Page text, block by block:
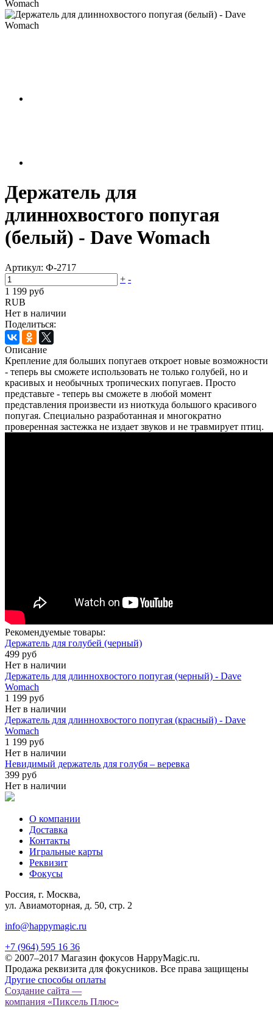
Womach
Держатель для
длиннохвостого попугая
(белый) - Dave Womach
Артикул: Ф-2717
+ -
1 199 руб
RUB
Нет в наличии
Поделиться:
Описание
Крепление для больших попугаев откроет новые возможности
- теперь вы сможете использовать не только голубей, но и
красивых и необычных тропических попугаев. Просто
представьте - теперь вы сможете в любой момент
представления произвести из ниоткуда большого красивого
попугая. Специально разработанная и многократно
проверенная застежка не издает звуков и не травмирует птиц.
Рекомендуемые товары:
Держатель для голубей (черный)
499 руб
Нет в наличии
Держатель для длиннохвостого попугая (черный) - Dave
Womach
1 199 руб
Нет в наличии
Держатель для длиннохвостого попугая (красный) - Dave
Womach
1 199 руб
Нет в наличии
Невидимый держатель для голубя – веревка
399 руб
Нет в наличии
О компании
Доставка
Контакты
Игральные карты
Реквизит
Фокусы
Россия, г. Москва,
ул. Авиамоторная, д. 50, стр. 2
info@happymagic.ru
+7 (964) 595 16 36
© 2007–2017 Магазин фокусов HappyMagic.ru.
Продажа реквизита для фокусников. Все права защищены
Другие способы оплаты
Создание сайта —
компания «Пиксель Плюс»